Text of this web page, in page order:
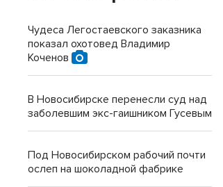
Чудеса Легостаевского заказника
показал охотовед Владимир
Коченов
В Новосибирске перенесли суд над
заболевшим экс-гаишником Гусевым
Под Новосибирском рабочий почти
ослеп на шоколадной фабрике